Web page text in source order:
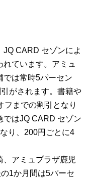
CARD セゾンによ
ています。アミュ
では常時5パーセン
がされます。書籍や
フまでの割引となり
ではJQ CARD セゾン
り、200円ごとに4
、アミュプラザ鹿児
1か月間は5パーセ